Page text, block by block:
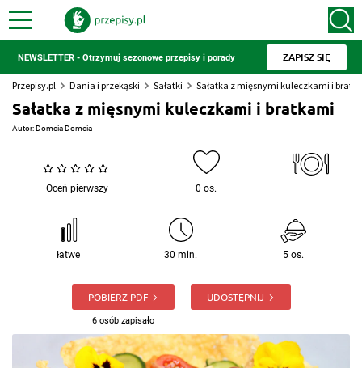
NEWSLETTER - Otrzymuj sezonowe przepisy i porady ZAPISZ SIĘ
Przepisy.pl Dania i przekąski Sałatki Sałatka z mięsnymi kuleczkami i
Sałatka z mięsnymi kuleczkami i bratkami
Autor:Domcia Domcia
Oceń pierwszy 0 os.
łatwe 30 min. 5 os.
POBIERZ PDF
6 osób zapisało
UDOSTĘPNIJ